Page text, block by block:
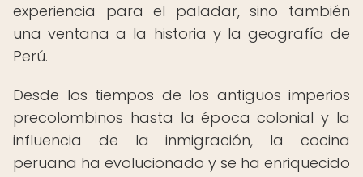
experiencia para el paladar, sino también
una ventana a la historia y la geografía de
Perú.
Desde los tiempos de los antiguos imperios
precolombinos hasta la época colonial y la
influencia de la inmigración, la cocina
peruana ha evolucionado y se ha enriquecido